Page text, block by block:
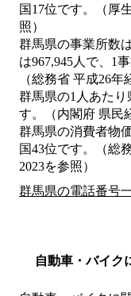
国17位です。（厚
照）
群馬県の事業所数
は967,945人で、1
（総務省 平成26年
群馬県の1人あたり
す。（内閣府 県民
群馬県の消費者物
国43位です。（総
2023を参照）
群馬県の電話番号
自動車・バイク